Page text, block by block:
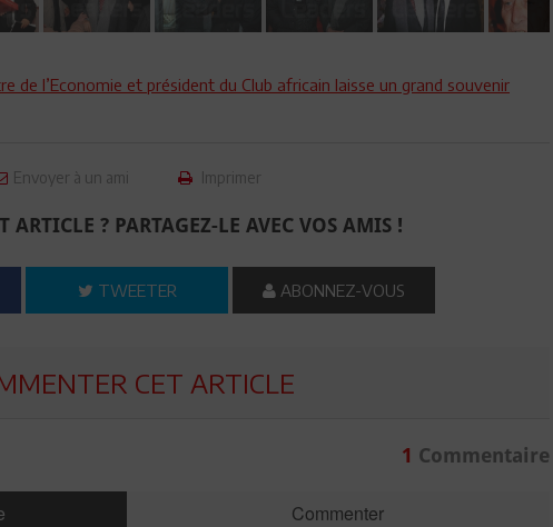
de l’Economie et président du Club africain laisse un grand souvenir
Envoyer à un ami Imprimer
ARTICLE ? PARTAGEZ-LE AVEC VOS AMIS !
TWEETER ABONNEZ-VOUS
CET ARTICLE
1 Commentaire
Commenter